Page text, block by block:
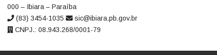
000 – Ibiara – Paraíba
(83) 3454-1035
sic@ibiara.pb.gov.br
CNPJ.: 08.943.268/0001-79